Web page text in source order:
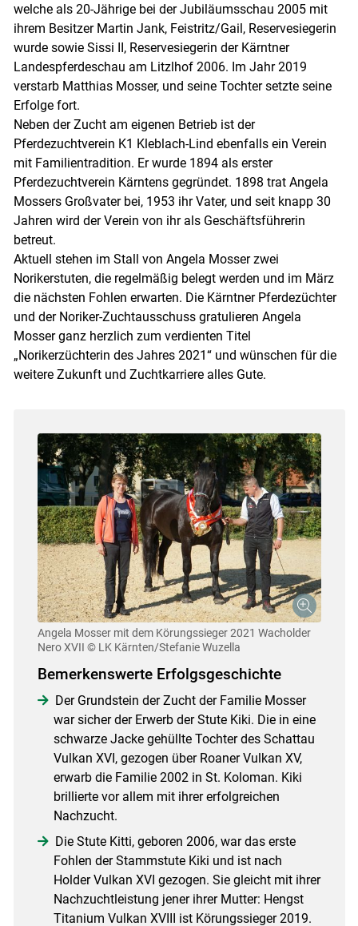
Skip to main content
welche als 20-Jährige bei der Jubiläumsschau 2005 mit
ihrem Besitzer Martin Jank, Feistritz/​Gail, Reservesiegerin
wurde sowie Sissi II, Reservesiegerin der Kärntner
Landespferdeschau am Litzlhof 2006. Im Jahr 2019
verstarb Matthias Mosser, und seine Tochter setzte seine
Erfolge fort.
Neben der Zucht am eigenen Betrieb ist der
Pferdezuchtverein K1 Kleblach-Lind ebenfalls ein Verein
mit Familientradition. Er wurde 1894 als erster
Pferdezuchtverein Kärntens gegründet. 1898 trat Angela
Mossers Großvater bei, 1953 ihr Vater, und seit knapp 30
Jahren wird der Verein von ihr als Geschäftsführerin
betreut.
Aktuell stehen im Stall von Angela Mosser zwei
Norikerstuten, die regelmäßig belegt werden und im März
die nächsten Fohlen erwarten. Die Kärntner Pferdezüchter
und der Noriker-Zuchtausschuss gratulieren Angela
Mosser ganz herzlich zum verdienten Titel
„Norikerzüchterin des Jahres 2021“ und wünschen für die
weitere Zukunft und Zuchtkarriere alles Gute.
Angela Mosser mit dem Körungssieger 2021 Wacholder
Nero XVII © LK Kärnten/Stefanie Wuzella
Bemerkenswerte Erfolgsgeschichte
Der Grundstein der Zucht der Familie Mosser
war sicher der Erwerb der Stute Kiki. Die in eine
schwarze Jacke gehüllte Tochter des Schattau
Vulkan XVI, gezogen über Roaner Vulkan XV,
erwarb die Familie 2002 in St. Koloman. Kiki
brillierte vor allem mit ihrer erfolgreichen
Nachzucht.
Die Stute Kitti, geboren 2006, war das erste
Fohlen der Stammstute Kiki und ist nach
Holder Vulkan XVI gezogen. Sie gleicht mit ihrer
Nachzuchtleistung jener ihrer Mutter: Hengst
Titanium Vulkan XVIII ist Körungssieger 2019.